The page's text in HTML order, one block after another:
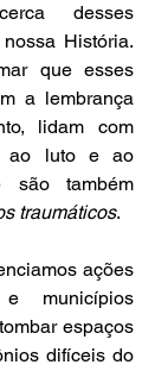
desses
História.
que esses
a lembrança
lidam com
ao luto e ao
são também
traumáticos.
ações
municípios
espaços
difíceis do